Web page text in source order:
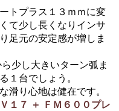
トプラス１３ｍｍに変
て少し長くなりインサ
足元の安定感が増しま
少し大きいターン弧ま
１台でしょう。
滑り心地は健在です。
７ ＋ ＦＭ６００プレ